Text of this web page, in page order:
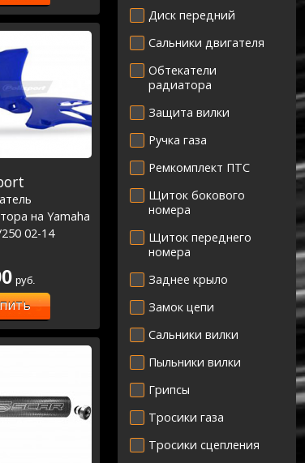
на Yamaha
02-14
руб.
Диск передний
Сальники двигателя
Обтекатели
радиатора
Защита вилки
Ручка газа
Ремкомплект ПТС
Щиток бокового
номера
Щиток переднего
номера
Заднее крыло
Замок цепи
Сальники вилки
Пыльники вилки
Грипсы
Тросики газа
Тросики сцепления